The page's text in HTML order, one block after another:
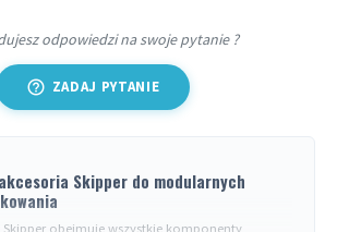
odpowiedzi na swoje pytanie ?
help_outline ZADAJ PYTANIE
Skipper do modularnych
obejmuje wszystkie komponenty